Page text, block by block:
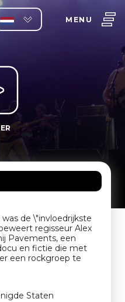
MENU
de \"invloedrijkste
regisseur Alex
Pavements, een
en fictie die met
een rockgroep te
Staten